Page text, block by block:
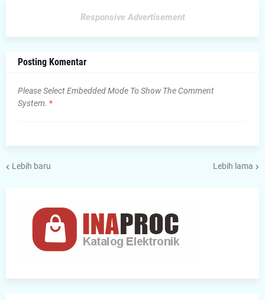
Responsive Advertisement
Posting Komentar
Please Select Embedded Mode To Show The Comment
System. *
Lebih baru Lebih lama